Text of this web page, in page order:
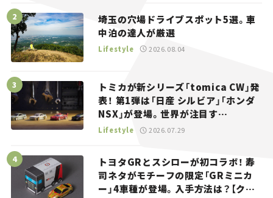
埼玉の穴場ドライブスポット5選。車
中泊の達人が厳選
Lifestyle 2026.08.04
トミカが新シリーズ「tomica CW」発
表！ 第1弾は「日産 シルビア」「ホンダ
NSX」が登場。世界が注目す
る“JDM”に焦点【クルマとホビー】
Lifestyle 2026.07.29
トヨタGRとスシローが初コラボ！ 寿
司ネタがモチーフの限定「GRミニカ
ー」4車種が登場。入手方法は？【クル